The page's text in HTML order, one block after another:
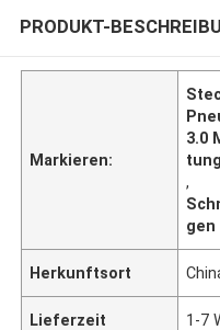
PRODUKT-
Markieren:
3.0
,
gen
Herkunftsort
Lieferzeit 1-7